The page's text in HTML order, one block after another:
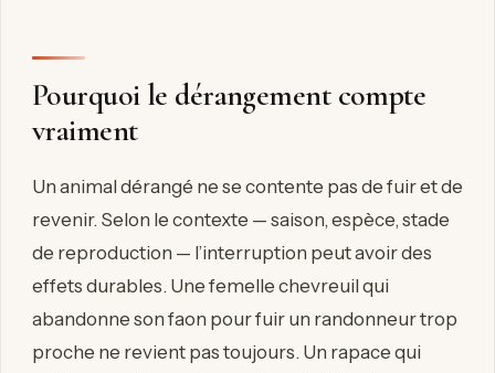
Pourquoi le dérangement compte
vraiment
Un animal dérangé ne se contente pas de fuir et de
revenir. Selon le contexte — saison, espèce, stade
de reproduction — l’interruption peut avoir des
effets durables. Une femelle chevreuil qui
abandonne son faon pour fuir un randonneur trop
proche ne revient pas toujours. Un rapace qui